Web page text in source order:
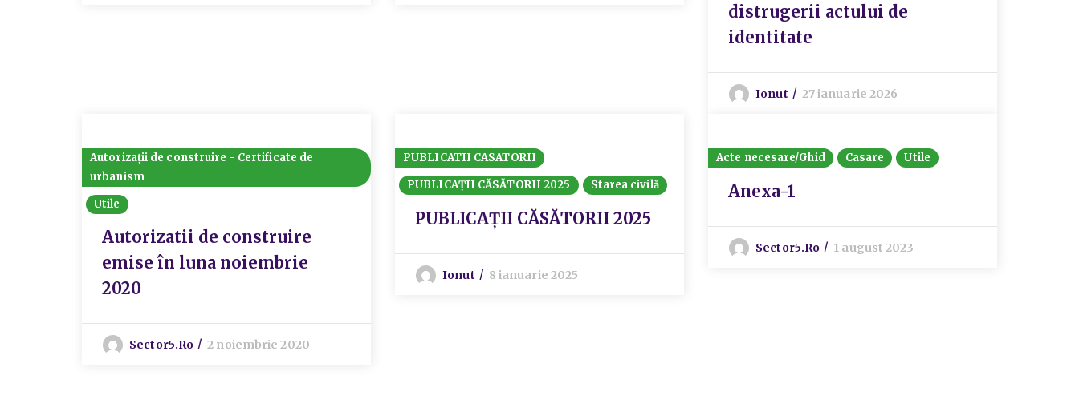
distrugerii actului de
identitate
Ionut 27 ianuarie 2026
Autorizații de construire - Certificate de
urbanism
Utile
Autorizatii de construire
emise în luna noiembrie
2020
Sector5.ro 2 noiembrie 2020
PUBLICATII CASATORII
PUBLICAȚII CĂSĂTORII 2025
Starea civilă
PUBLICAȚII CĂSĂTORII 2025
Ionut 8 ianuarie 2025
Acte necesare/Ghid Casare Utile
Anexa-1
Sector5.ro 1 august 2023